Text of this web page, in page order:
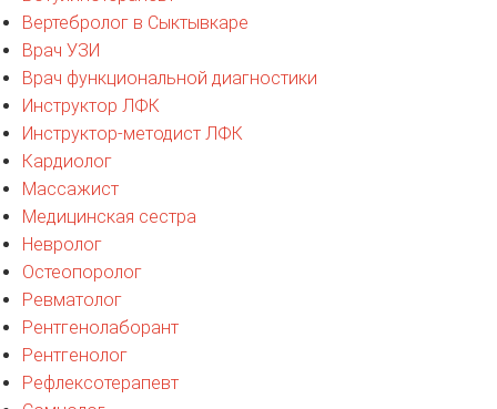
Вертебролог в Сыктывкаре
Врач УЗИ
Врач функциональной диагностики
Инструктор ЛФК
Инструктор-методист ЛФК
Кардиолог
Массажист
Медицинская сестра
Невролог
Остеопоролог
Ревматолог
Рентгенолаборант
Рентгенолог
Рефлексотерапевт